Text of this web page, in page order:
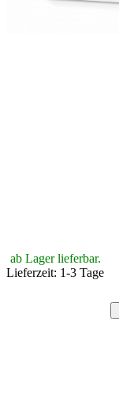
ab Lager lieferbar.
Lieferzeit: 1-3 Tage